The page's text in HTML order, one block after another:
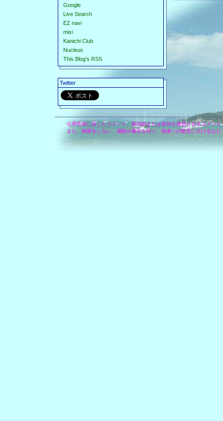
Google
Live Search
EZ navi
mixi
Kanichi Club
Nucleus
This Blog's RSS
Twitter
公序良俗に反したコメント、差別的または差別を連想させるコメン
また、挨拶をしない、扇動や暴言を吐く、他者への敬意に欠けるな